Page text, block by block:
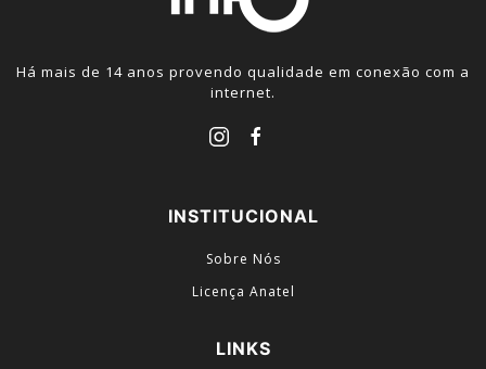
Há mais de 14 anos provendo qualidade em conexão com a
internet.
INSTITUCIONAL
Sobre Nós
Licença Anatel
LINKS